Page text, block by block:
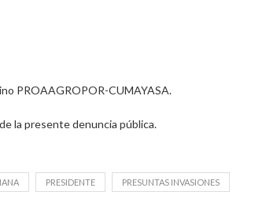
PROAAGROPOR-CUMAYASA.
la presente denuncia pública.
PRESIDENTE PRESUNTAS INVASIONES